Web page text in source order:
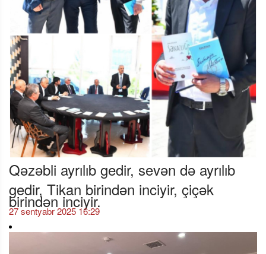
Qəzəbli ayrılıb gedir, sevən də ayrılıb
gedir, Tikan birindən inciyir, çiçək
birindən inciyir.
27 sentyabr 2025 16:29